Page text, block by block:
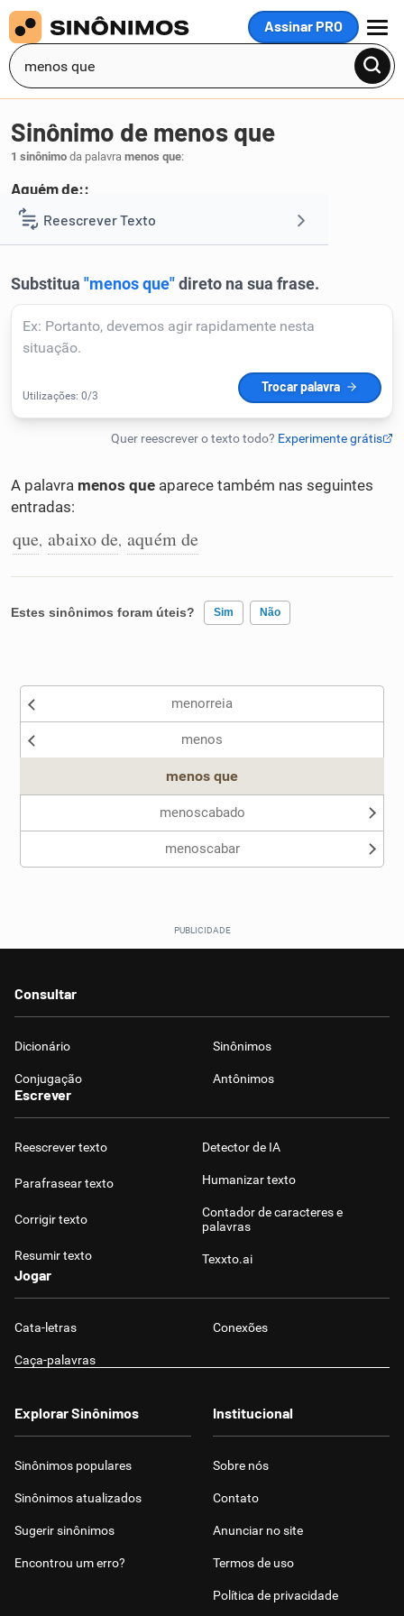
Assinar PRO
MENU
Reescrever Texto
Corrigir Texto
Humanizador de IA
Conexões
Dicionário
Sinônimo de menos que
1 sinônimo da palavra menos que:
Aquém de::
1 aquém.
A palavra menos que aparece também nas seguintes
entradas:
que, abaixo de, aquém de
Estes sinônimos foram úteis? Sim Não
Nenhum dos sinônimos apresentados me ajudou
menorreia
menos
menos que
menoscabado
menoscabar
Consultar
Dicionário Sinônimos
Conjugação Antônimos
Escrever
Reescrever texto
Parafrasear texto
Corrigir texto
Resumir texto
Detector de IA
Humanizar texto
Contador de caracteres e
palavras
Texxto.ai
Jogar
Cata-letras Conexões
Caça-palavras
Explorar Sinônimos
Sinônimos populares
Sinônimos atualizados
Sugerir sinônimos
Encontrou um erro?
Institucional
Sobre nós
Contato
Anunciar no site
Termos de uso
Política de privacidade